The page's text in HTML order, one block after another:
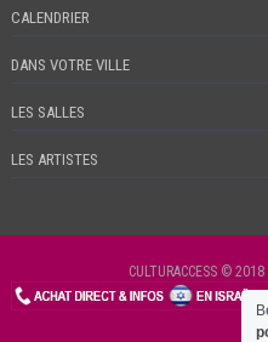
CALENDRIER
DANS VOTRE VILLE
LES SALLES
LES ARTISTES
CULTURACCESS ©